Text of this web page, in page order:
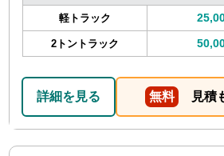
軽トラック
2トントラック
詳細を見る 無料 見積